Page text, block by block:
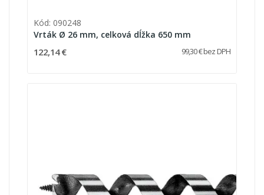
Kód: 090248
Vrták Ø 26 mm, celková dĺžka 650 mm
122,14 € 99,30 € bez DPH